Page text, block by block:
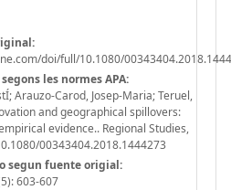
doi/full/10.1080/
les normes APA:
Arauzo-Carod, Josep-Maria; Teruel,
and geographical spillovers:
evidence.. Regional Studies,
00343404.2018.1444273
segun fuente origial:
603-607